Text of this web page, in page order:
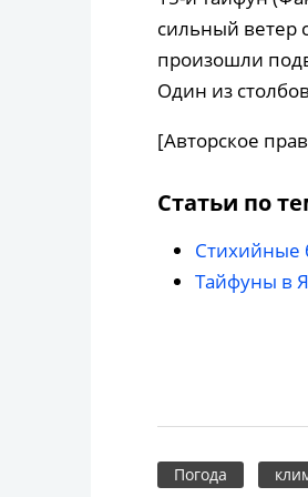
сильный ветер
произошли
Один из
[Авторское
Статьи по
Стихийные
Тайфуны в
Погода